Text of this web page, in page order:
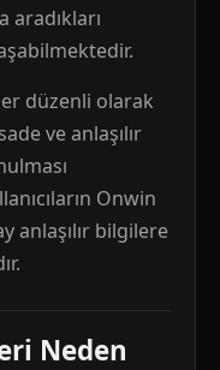
aradıkları
düzenli olarak
ve anlaşılır
Onwin
anlaşılır bilgilere
Neden